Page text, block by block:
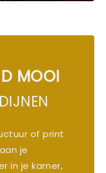
MOOI
of print
je
in je kamer,